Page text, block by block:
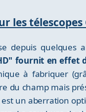
les télescopes
depuis quelques
fournit en effet
à fabriquer
du champ mais
est un aberration